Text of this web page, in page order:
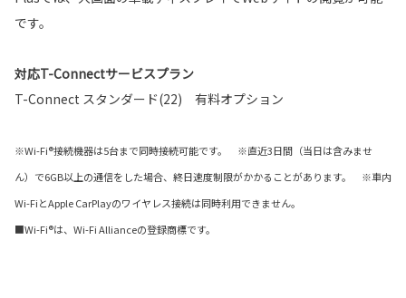
です。
対応T-Connectサービスプラン
T-Connect スタンダード(22) 有料オプション
※Wi-Fi®接続機器は5台まで同時接続可能です。 ※直近3日間（当日は含みませ
ん）で6GB以上の通信をした場合、終日速度制限がかかることがあります。 ※車内
Wi-FiとApple CarPlayのワイヤレス接続は同時利用できません。
■Wi-Fi®は、Wi-Fi Allianceの登録商標です。